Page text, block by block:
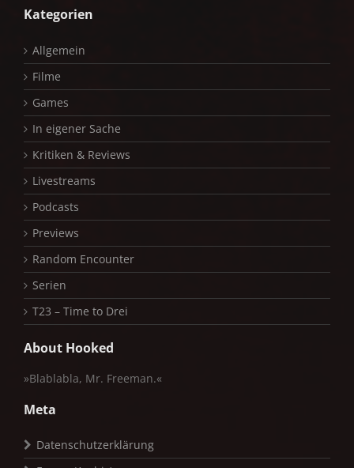
Kategorien
Allgemein
Filme
Games
In eigener Sache
Kritiken & Reviews
Livestreams
Podcasts
Previews
Random Encounter
Serien
T23 – Time to Drei
About Hooked
»Blablabla, Mr. Freeman.«
Meta
Datenschutzerklärung